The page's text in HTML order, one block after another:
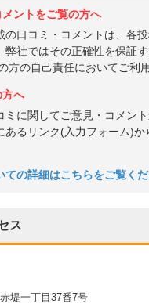
メントをご覧の方へ
の口コミ・コメントは、各
弊社ではその正確性を保証
方の自己責任においてご利
方へ
ミに関してご意見・コメン
あるリンク(入力フォーム)か
の詳細はこちらをご覧くだ
ス
堤一丁目37番7号